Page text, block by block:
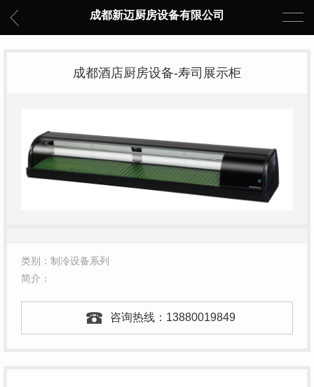
成都新迈厨房设备有限公司
成都酒店厨房设备-寿司展示柜
类别：制冷设备系列
简介：
咨询热线： 13880019849